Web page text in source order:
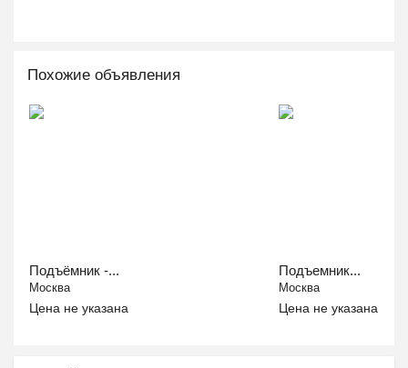
Похожие объявления
Подъёмник -...
Москва
Цена не указана
Подъемник...
Москва
Цена не указана